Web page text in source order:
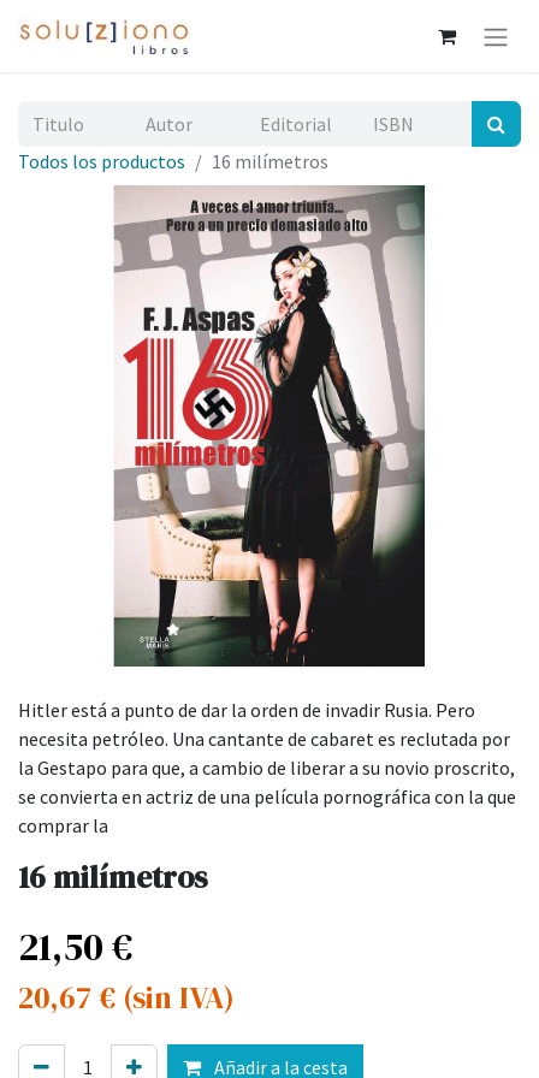
Todos los productos 16 milímetros
Hitler está a punto de dar la orden de invadir Rusia. Pero
necesita petróleo. Una cantante de cabaret es reclutada por
la Gestapo para que, a cambio de liberar a su novio proscrito,
se convierta en actriz de una película pornográfica con la que
comprar la
16 milímetros
21,50€
20,67 € (sin IVA)
Añadir a la cesta